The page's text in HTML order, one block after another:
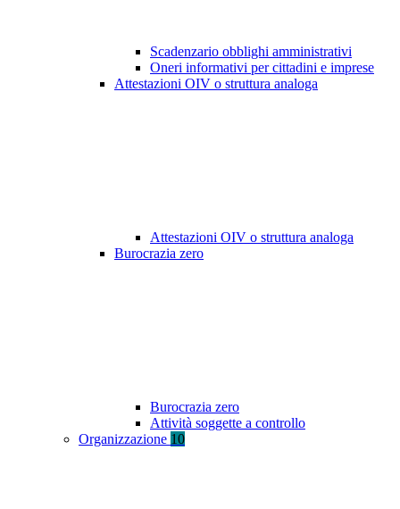
Scadenzario obblighi amministrativi
Oneri informativi per cittadini e imprese
Attestazioni OIV o struttura analoga
Attestazioni OIV o struttura analoga
Burocrazia zero
Burocrazia zero
Attività soggette a controllo
Organizzazione 10